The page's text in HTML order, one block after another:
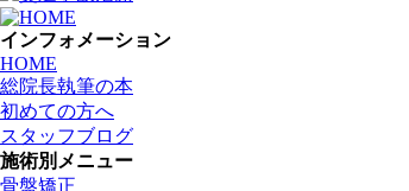
インフォメーション
HOME
総院長執筆の本
初めての方へ
スタッフブログ
施術別メニュー
骨盤矯正